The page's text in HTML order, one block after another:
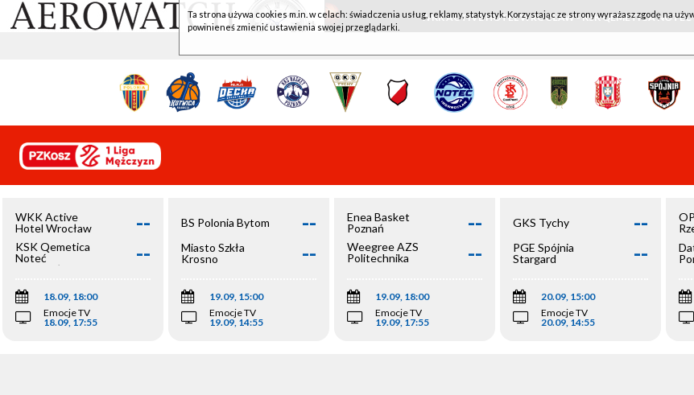
WKK ACTIVE HOTEL WROCŁAW - KSK QEMETICA
WKK Active
Hotel Wrocław
--
KSK Qemetica
Noteć
Inowrocław
--
18.09, 18:00
Emocje TV
18.09, 17:55
BS Polonia Bytom --
Miasto Szkła
Krosno
--
19.09, 15:00
Emocje TV
19.09, 14:55
Enea Basket
Poznań
--
Weegree AZS
Politechnika
--
19.09, 18:00
Emocje TV
19.09, 17:55
GKS Tychy --
PGE Spójnia
Stargard
--
20.09, 15:00
Emocje TV
20.09, 14:55
Ta strona używa cookies m.in. w celach: świadczenia usług, reklamy, statystyk. Korzystając ze strony wyrażasz zgodę na
powinieneś zmienić ustawienia swojej przeglądarki.